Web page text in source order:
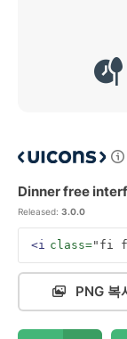
Dinner free
Released: 3.0.0
<i class="fi
PNG 복